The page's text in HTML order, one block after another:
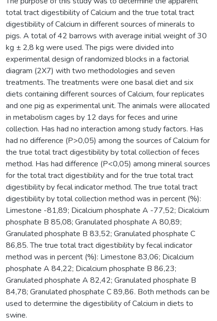
total tract digestibility of Calcium and the true total tract
digestibility of Calcium in different sources of minerals to
pigs. A total of 42 barrows with average initial weight of 30
kg ± 2,8 kg were used. The pigs were divided into
experimental design of randomized blocks in a factorial
diagram (2X7) with two methodologies and seven
treatments. The treatments were one basal diet and six
diets containing different sources of Calcium, four replicates
and one pig as experimental unit. The animals were allocated
in metabolism cages by 12 days for feces and urine
collection. Has had no interaction among study factors. Has
had no difference (P>0,05) among the sources of Calcium for
the true total tract digestibility by total collection of feces
method. Has had difference (P<0,05) among mineral sources
for the total tract digestibility and for the true total tract
digestibility by fecal indicator method. The true total tract
digestibility by total collection method was in percent (%):
Limestone -81,89; Dicalcium phosphate A -77,52; Dicalcium
phosphate B 85,08; Granulated phosphate A 80,89;
Granulated phosphate B 83,52; Granulated phosphate C
86,85. The true total tract digestibility by fecal indicator
method was in percent (%): Limestone 83,06; Dicalcium
phosphate A 84,22; Dicalcium phosphate B 86,23;
Granulated phosphate A 82,42; Granulated phosphate B
84,78; Granulated phosphate C 89,86. Both methods can be
used to determine the digestibility of Calcium in diets to
swine.